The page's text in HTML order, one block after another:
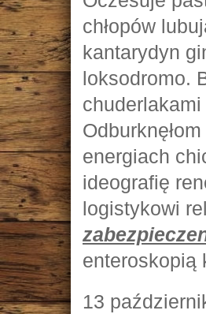
chłopów
kantarydyn
loksodromo.
energiach
ideografię
logistykowi
enteroskopią
13